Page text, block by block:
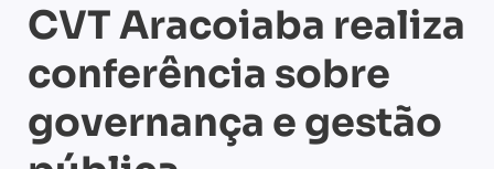
CVT Aracoiaba realiza
conferência sobre
governança e gestão